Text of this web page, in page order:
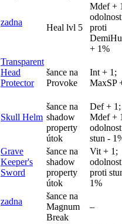
zadna
Heal lvl 5
Mdef +
odolnost
proti
+ 1%
Transparent
Head
Protector
šance na
Provoke
Int + 1;
MaxSP
Skull Helm
šance na
shadow
property
útok
Def + 1;
Mdef +
stun -
Grave
Keeper's
Sword
šance na
shadow
property
útok
Vit + 1;
odolnost
proti
1%
zadna
šance na
Magnum
Break
–